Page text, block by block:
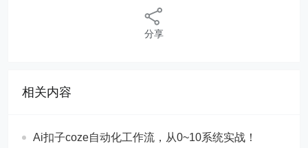
分享
相关内容
Ai扣子coze自动化工作流，从0~10系统实战！